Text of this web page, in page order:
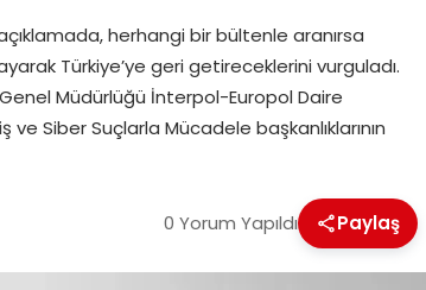
herhangi bir bültenle aranırsa
Türkiye’ye geri getireceklerini vurguladı.
Müdürlüğü İnterpol-Europol Daire
ve Siber Suçlarla Mücadele başkanlıklarının
0 Yorum Yapıldı Paylaş